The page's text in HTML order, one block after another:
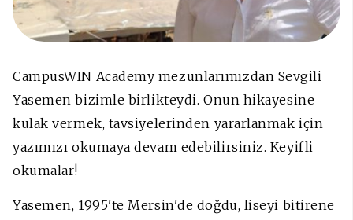
CampusWIN Academy mezunlarımızdan Sevgili
Yasemen bizimle birlikteydi. Onun hikayesine
kulak vermek, tavsiyelerinden yararlanmak için
yazımızı okumaya devam edebilirsiniz. Keyifli
okumalar!
Yasemen, 1995'te Mersin'de doğdu, liseyi bitirene